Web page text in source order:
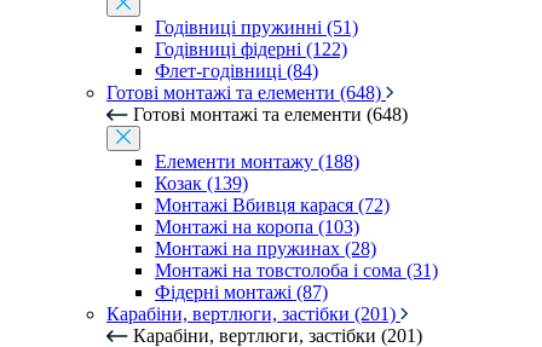
Годівниці пружинні (51)
Годівниці фідерні (122)
Флет-годівниці (84)
Готові монтажі та елементи (648)
Готові монтажі та елементи (648)
Елементи монтажу (188)
Козак (139)
Монтажі Вбивця карася (72)
Монтажі на коропа (103)
Монтажі на пружинах (28)
Монтажі на товстолоба і сома (31)
Фідерні монтажі (87)
Карабіни, вертлюги, застібки (201)
Карабіни, вертлюги, застібки (201)